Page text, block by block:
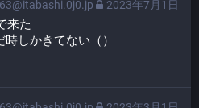
2023年7月1日
来た
しかきてない（）